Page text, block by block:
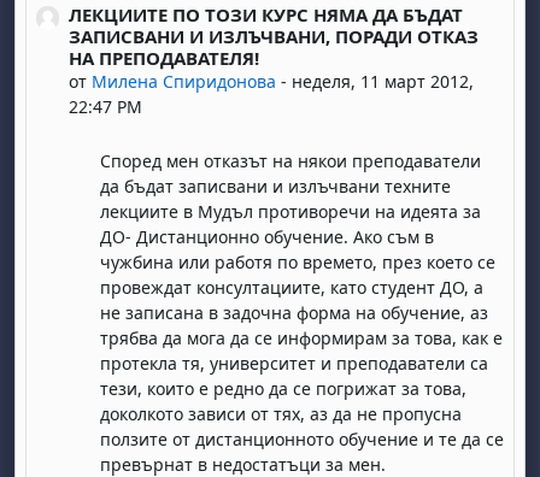
ЛЕКЦИИТЕ ПО ТОЗИ КУРС НЯМА ДА БЪДАТ
ЗАПИСВАНИ И ИЗЛЪЧВАНИ, ПОРАДИ ОТКАЗ
НА ПРЕПОДАВАТЕЛЯ!
от Милена Спиридонова - неделя, 11 март 2012,
22:47 PM
Number of replies: 0
Според мен отказът на някои преподаватели
да бъдат записвани и излъчвани техните
лекциите в Мудъл противоречи на идеята за
ДО- Дистанционно обучение. Ако съм в
чужбина или работя по времето, през което се
провеждат консултациите, като студент ДО, а
не записана в задочна форма на обучение, аз
трябва да мога да се информирам за това, как е
протекла тя, университет и преподаватели са
тези, които е редно да се погрижат за това,
доколкото зависи от тях, аз да не пропусна
ползите от дистанционното обучение и те да се
превърнат в недостатъци за мен.